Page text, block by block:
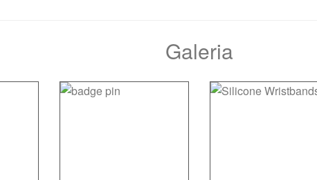
Galeria